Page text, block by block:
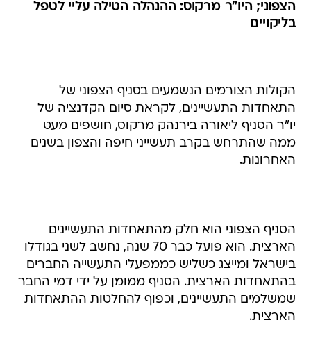
הצפוני; היו"ר מרקוס: ההנהלה הטילה עליי לטפל
בליקויים
הקולות הצורמים הנשמעים בסניף הצפוני של
התאחדות התעשיינים, לקראת סיום הקדנציה של
יו"ר הסניף ליאורה בירנהק מרקוס, חושפים מעט
ממה שהתרחש בקרב תעשייני חיפה והצפון בשנים
האחרונות.
הסניף הצפוני הוא חלק מהתאחדות התעשיינים
הארצית. הוא פועל כבר 70 שנה, נחשב לשני בגודלו
בישראל ומייצג כשליש כממפעלי התעשייה החברים
בהתאחדות הארצית. הסניף ממומן על ידי דמי החבר
שמשלמים התעשיינים, וכפוף להחלטות ההתאחדות
הארצית.